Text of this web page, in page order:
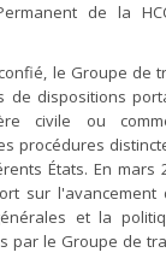
de la
le Groupe de
de dispositions
civile ou
procédures
États. En mars
sur l'avancement
et la
par le Groupe de